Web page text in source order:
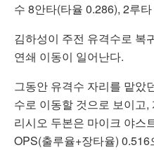
수 8안타(타율 0.286), 2루
김하성이 주전 유격수로 복
연쇄 이동이 일어난다.
그동안 유격수 자리를 맡았
수로 이동할 것으로 보이고
리시오 두본은 마이크 야스
OPS(출루율+장타율)